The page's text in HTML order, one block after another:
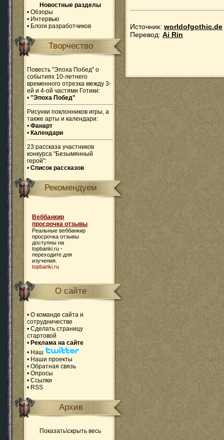
Новостные разделы
• Обзоры
• Интервью
• Блоги разработчиков
Творчество
Повесть "Эпоха Побед" о
событиях 10-летнего
временного отрезка между 3-
ей и 4-ой частями Готики:
• "Эпоха Побед"
Рисунки поклонников игры, а
также арты и календари:
• Фанарт
• Календари
23 рассказа участников
конкурса "Безымянный
герой":
• Список рассказов
Рекомендуем
Веббанкир
просрочка отзывы
Реальныевеббанкир
просрочка отзывы
доступны на
topbanki.ru -
переходите для
изучения.
topbanki.ru
О сайте
• О команде сайта и
сотрудничестве
• Сделать страницу
стартовой
• Реклама на сайте
• Наш
• Наши проекты
• Обратная связь
• Опросы
• Ссылки
• RSS
Архив
Показать\скрыть весь
Источник: worldofgothic.de
Перевод: Ai Rin